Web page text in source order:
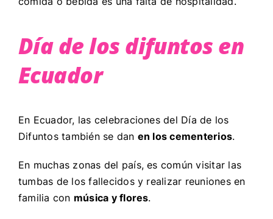
Día de los difuntos en
Ecuador
En Ecuador, las celebraciones del Día de los
Difuntos también se dan en los cementerios.
En muchas zonas del país, es común visitar las
tumbas de los fallecidos y realizar reuniones en
familia con música y flores.